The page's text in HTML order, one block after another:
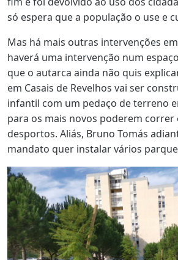
só espera que a população o use e
Mas há mais outras intervenções
haverá uma intervenção num
que o autarca ainda não quis
em Casais de Revelhos vai ser
infantil com um pedaço de terreno
para os mais novos poderem correr
desportos. Aliás, Bruno Tomás
mandato quer instalar vários